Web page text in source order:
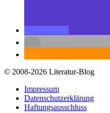
© 2008-2026 Literatur-Blog
Impressum
Datenschutzerklärung
Haftungsausschluss